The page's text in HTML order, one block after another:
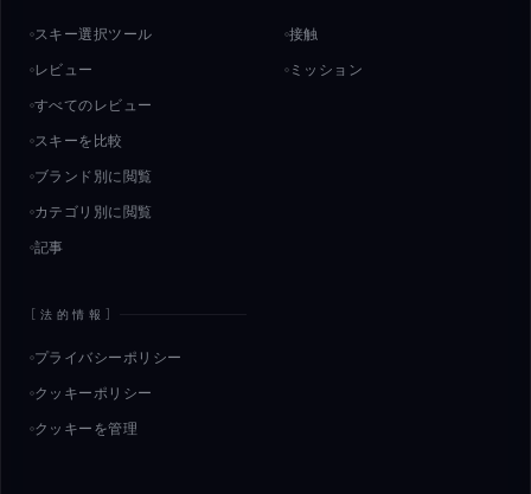
スキー選択ツール
レビュー
すべてのレビュー
スキーを比較
ブランド別に閲覧
カテゴリ別に閲覧
記事
接触
ミッション
[法的情報 ]
プライバシーポリシー
クッキーポリシー
クッキーを管理